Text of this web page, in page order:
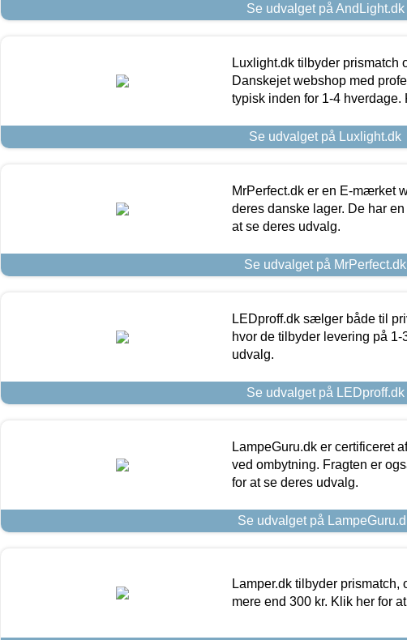
Se udvalget på AndLight.dk
Luxlight.dk tilbyder prismatch
Danskejet webshop med
typisk inden for 1-4 hverdage.
Se udvalget på Luxlight.dk
MrPerfect.dk er en E-mærket
deres danske lager. De har
at se deres udvalg.
Se udvalget på MrPerfect.dk
LEDproff.dk sælger både til
hvor de tilbyder levering på
udvalg.
Se udvalget på LEDproff.dk
LampeGuru.dk er certificeret
ved ombytning. Fragten er
for at se deres udvalg.
Se udvalget på
Lamper.dk tilbyder
mere end 300 kr. Klik her for